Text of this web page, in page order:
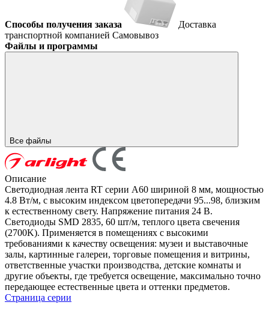
Способы получения заказа
Доставка
транспортной компанией Самовывоз
Файлы и программы
Все файлы
Описание
Светодиодная лента RT серии A60 шириной 8 мм, мощностью
4.8 Вт/м, с высоким индексом цветопередачи 95...98, близким
к естественному свету. Напряжение питания 24 В.
Светодиоды SMD 2835, 60 шт/м, теплого цвета свечения
(2700K). Применяется в помещениях с высокими
требованиями к качеству освещения: музеи и выставочные
залы, картинные галереи, торговые помещения и витрины,
ответственные участки производства, детские комнаты и
другие объекты, где требуется освещение, максимально точно
передающее естественные цвета и оттенки предметов.
Страница серии